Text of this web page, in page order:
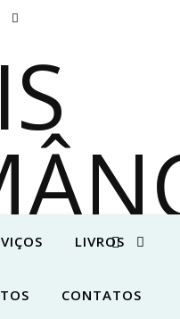
LIVROS
CONTATOS